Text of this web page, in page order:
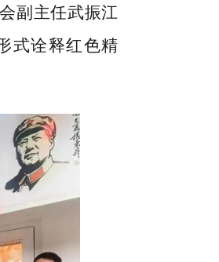
副主任武振江
式诠释红色精